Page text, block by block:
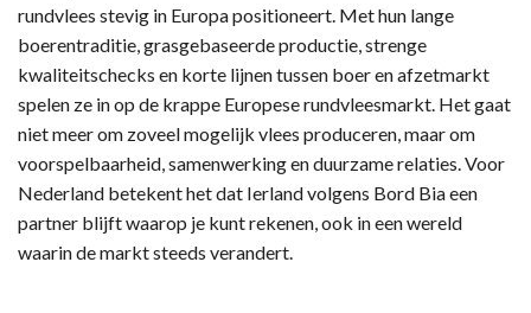
rundvlees stevig in Europa positioneert. Met hun lange
boerentraditie, grasgebaseerde productie, strenge
kwaliteitschecks en korte lijnen tussen boer en afzetmarkt
spelen ze in op de krappe Europese rundvleesmarkt. Het gaat
niet meer om zoveel mogelijk vlees produceren, maar om
voorspelbaarheid, samenwerking en duurzame relaties. Voor
Nederland betekent het dat Ierland volgens Bord Bia een
partner blijft waarop je kunt rekenen, ook in een wereld
waarin de markt steeds verandert.